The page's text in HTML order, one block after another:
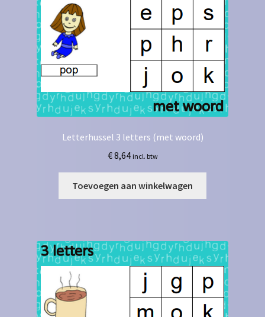
Letterhussel 3 letters (met woord)
€8,64 incl. btw
Toevoegen aan winkelwagen